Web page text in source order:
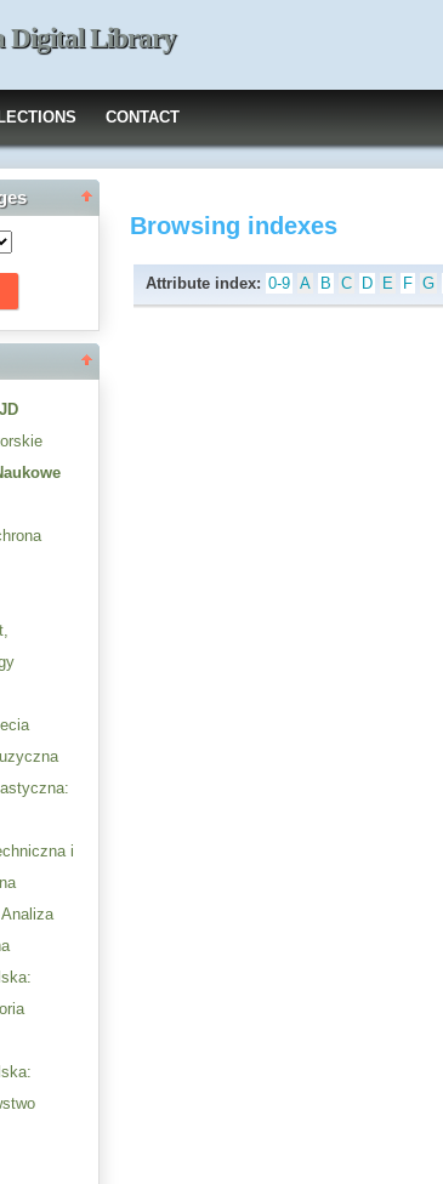
Digital Library
CONTACT
i
Browsing indexes
Attribute index: 0-9 A B C D E F G